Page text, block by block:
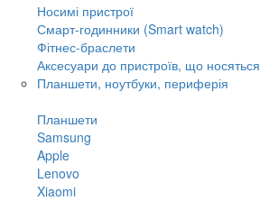
Носимі пристрої
Смарт-годинники (Smart watch)
Фітнес-браслети
Аксесуари до пристроїв, що носяться
Планшети, ноутбуки, периферія
Планшети
Samsung
Apple
Lenovo
Xiaomi